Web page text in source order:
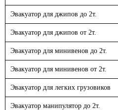
Эвакуатор для джипов до 2т.
Эвакуатор для джипов от 2т.
Эвакуатор для минивенов до 2т.
Эвакуатор для минивенов от 2т.
Эвакуатор для легких грузовиков
Эвакуатор манипулятор до 2т.